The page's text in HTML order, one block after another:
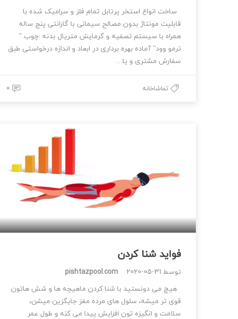
ساخت انواع استخر پرتابل تمام فلز و سرامیک شده با
قابلیت مونتاژ بدون مصالح سیمانی با گارانتی پنج ساله
همراه با سیستم تصفیه و گرمایش متریال بدنه :چوب ”
ترمو وود” آماده بهره برداری در ابعاد و اندازه درخواستی طبق
سفارش مشتری و یا…
تماشاخانه 0
فواید شنا کردن
توسط pishtazpool.com
2020-05-31
هیچ می دونستید با شنا کردن ماهیچه ها و شش هاتون
قوی تر میشه، سلول های مرده مغز جایگزین میشن،
سلامت و انگیزه تون افزایش پیدا می کنه و طول عمر